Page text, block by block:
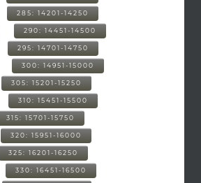
285: 14201-14250
290: 14451-14500
295: 14701-14750
300: 14951-15000
305: 15201-15250
310: 15451-15500
315: 15701-15750
320: 15951-16000
325: 16201-16250
330: 16451-16500